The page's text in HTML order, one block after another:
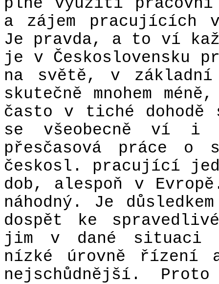
plné využití pracovní
a zájem pracujících
Je pravda, a to ví
je v Československu
na světě, v základní
skutečně mnohem
často v tiché dohodě
se všeobecně ví i
přesčasová práce o
českosl. pracující
dob, alespoň v
náhodný. Je
dospět ke
jim v dané situaci -
nízké úrovně řízení
nejschůdnější.